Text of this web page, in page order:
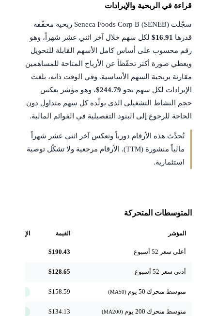
قراءة في الربحية والإيرادات
سجّلت Seneca Foods Corp B (SENEB) ربحية مخفّفة
قدرها $16.91لكل سهم خلال آخر اثني عشر شهراً، وهو
رقم محسوب على أساس كامل الأسهم القابلة للتحويل
ويعطي صورة أكثر تحفّظاً عن الأرباح المتاحة للمساهمين
مقارنة بربحية السهم الأساسية. وفي الوقت ذاته، بلغت
الإيرادات لكل سهم نحو $244.79، وهو مؤشر يعكس
حجم النشاط التشغيلي الذي يولّده كل سهم متداول دون
الحاجة للرجوع إلى البنود التفصيلية في القوائم المالية.
تُحدَّث هذه الأرقام دورياً وتعكس آخر اثني عشر شهراً
مالياً منشورة (TTM). الأرقام مرجعية ولا تشكّل توصية
استثمارية.
المتوسطات المتحركة
المؤشر القيمة الإشارة
أعلى سعر 52 أسبوع $190.43
أدنى سعر 52 أسبوع $128.65
متوسط متحرك 50 يوم $158.59
متوسط متحرك 200 يوم $134.13